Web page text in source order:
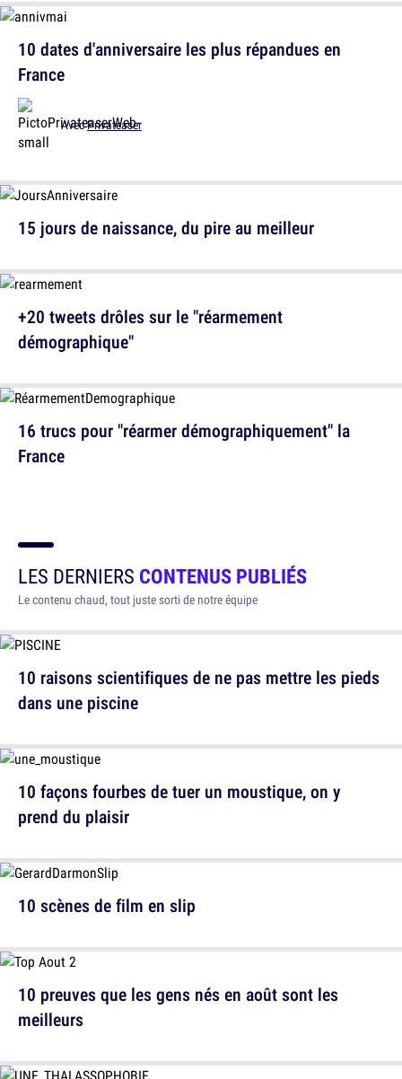
15 jours de naissance, du pire au meilleur
16 trucs pour "réarmer démographiquement" la
France
10 dates d'anniversaire les plus répandues en
France
AvecPrivateaser
+20 tweets drôles sur le "réarmement
démographique"
LES DERNIERS CONTENUS PUBLIÉS
Le contenu chaud, tout juste sorti de notre équipe
10 raisons scientifiques de ne pas mettre les pieds
dans une piscine
10 scènes de film en slip
10 façons fourbes de tuer un moustique, on y
prend du plaisir
10 preuves que les gens nés en août sont les
meilleurs